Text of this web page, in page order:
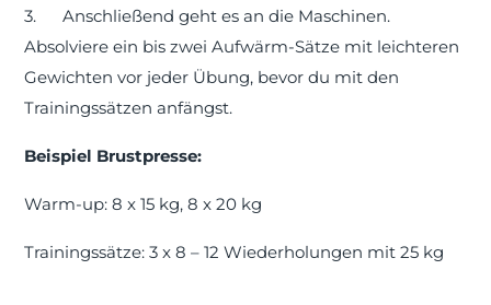
3.Anschließend geht es an die Maschinen.
Absolviere ein bis zwei Aufwärm-Sätze mit leichteren
Gewichten vor jeder Übung, bevor du mit den
Trainingssätzen anfängst.
Beispiel Brustpresse:
Warm-up: 8 x 15 kg, 8 x 20 kg
Trainingssätze: 3 x 8 – 12 Wiederholungen mit 25 kg